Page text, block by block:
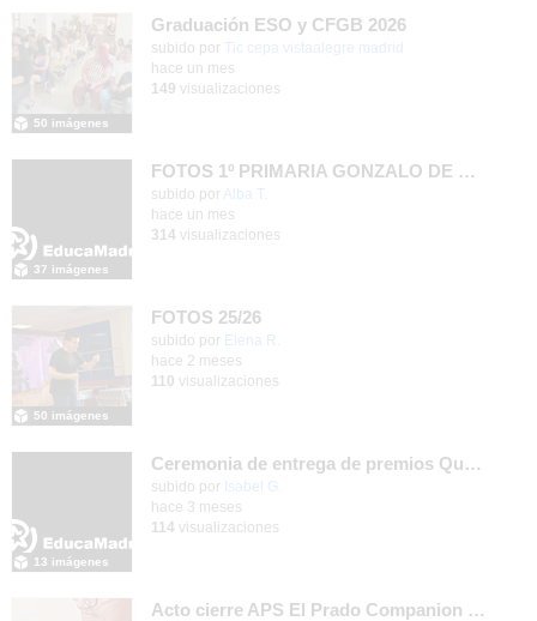
Graduación ESO y CFGB 2026
subido por Tic cepa vistaalegre madrid
50 imágenes
hace un mes
149 visualizaciones
FOTOS 1º PRIMARIA GONZALO DE BERCEO
subido por Alba T.
37 imágenes
hace un mes
314 visualizaciones
FOTOS 25/26
Contenido educativo.
subido por Elena R.
50 imágenes
hace 2 meses
110 visualizaciones
Ceremonia de entrega de premios Quizstory 2026
subido por Isabel G.
13 imágenes
hace 3 meses
114 visualizaciones
Acto cierre APS El Prado Companion - Galería de imágenes